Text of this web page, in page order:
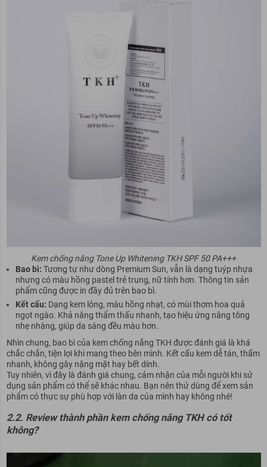
Kem chống nắng Tone Up Whitening TKH SPF 50 PA+++
Bao bì: Tương tự như dòng Premium Sun, vẫn là dạng tuýp nhựa
nhưng có màu hồng pastel trẻ trung, nữ tính hơn. Thông tin sản
phẩm cũng được in đầy đủ trên bao bì.
Kết cấu: Dạng kem lỏng, màu hồng nhạt, có mùi thơm hoa quả
ngọt ngào. Khả năng thẩm thấu nhanh, tạo hiệu ứng nâng tông
nhẹ nhàng, giúp da sáng đều màu hơn.
Nhìn chung, bao bì của kem chống nắng TKH được đánh giá là khá
chắc chắn, tiện lợi khi mang theo bên mình. Kết cấu kem dễ tán, thấm
nhanh, không gây nặng mặt hay bết dính.
Tuy nhiên, vì đây là đánh giá chung, cảm nhận của mỗi người khi sử
dụng sản phẩm có thể sẽ khác nhau. Bạn nên thử dùng để xem sản
phẩm có thực sự phù hợp với làn da của mình hay không nhé!
2.2. Review thành phần kem chống nắng TKH có tốt
không?